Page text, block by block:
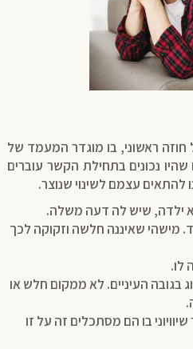
חוזה ראשוני, בו מוגדר המעמד של
נכונים בתחילת הקשר עוברים
להתאים עצמם לשינוי שנוצר.
ילדה, שיש לה דעה משלה.
מישהי שאיננה חלשה וזקוקה לכך
לו.
בגובה העיניים. לא ממקום חלש או
בו הם מסתכלים זה על זו